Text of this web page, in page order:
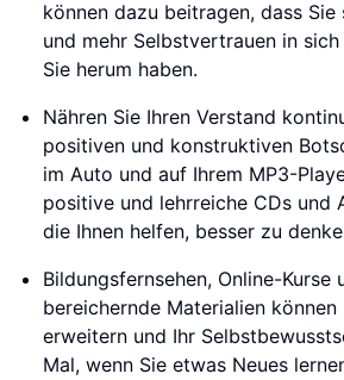
können dazu beitragen, dass Sie
und mehr Selbstvertrauen in
Sie herum haben.
Nähren Sie Ihren Verstand
positiven und konstruktiven
im Auto und auf Ihrem MP3-
positive und lehrreiche CDs und
die Ihnen helfen, besser zu
Bildungsfernsehen, Online-Kurse
bereichernde Materialien können
erweitern und Ihr
Mal, wenn Sie etwas Neues